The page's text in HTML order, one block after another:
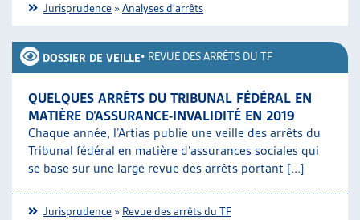
Jurisprudence »Analyses d'arrêts
DOSSIER DE VEILLE• REVUE DES ARRÊTS DU TF
QUELQUES ARRÊTS DU TRIBUNAL FÉDÉRAL EN
MATIÈRE D’ASSURANCE-INVALIDITÉ EN 2019
Chaque année, l’Artias publie une veille des arrêts du
Tribunal fédéral en matière d’assurances sociales qui
se base sur une large revue des arrêts portant [...]
Jurisprudence » Revue des arrêts du TF